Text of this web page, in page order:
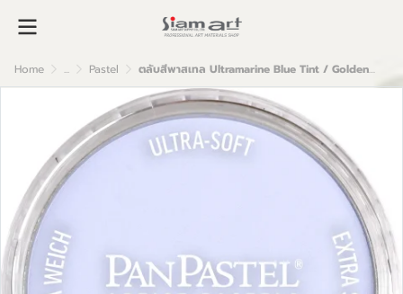
Home ... Pastel ตลับสีพาสเทล Ultramarine Blue Tint / Golden Acrylic Colors 9ml